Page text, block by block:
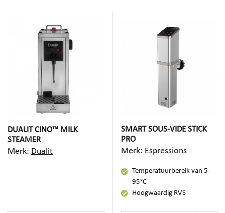
DUALIT CINO™ MILK
STEAMER
Merk: Dualit
SMART SOUS-VIDE STICK
PRO
Merk: Espressions
Temperatuurbereik van 5-
95°C
Hoogwaardig RVS